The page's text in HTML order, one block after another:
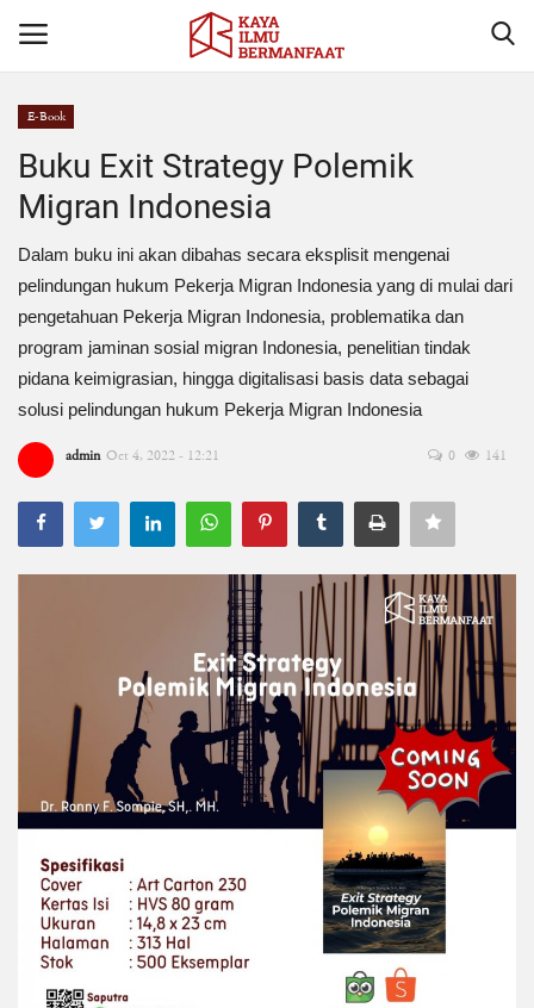
Home
Hubungi Kami
Profil
Center Of Regulation
Hukum Terkini
Legal Research
Legal Training
E-Book
Hukumpedia
E-Book
Buku Exit Strategy Polemik
Migran Indonesia
Dalam buku ini akan dibahas secara eksplisit mengenai
pelindungan hukum Pekerja Migran Indonesia yang di mulai dari
pengetahuan Pekerja Migran Indonesia, problematika dan
program jaminan sosial migran Indonesia, penelitian tindak
pidana keimigrasian, hingga digitalisasi basis data sebagai
solusi pelindungan hukum Pekerja Migran Indonesia
admin Oct 4, 2022 - 12:21 0 141